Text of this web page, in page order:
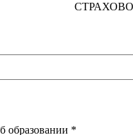
образовании *